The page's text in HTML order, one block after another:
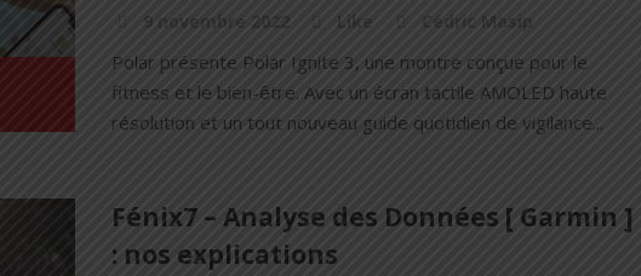
9 novembre 2022 Like Cédric Masip
Polar présente Polar Ignite 3, une montre conçue pour le
fitness et le bien-être. Avec un écran tactile AMOLED haute
résolution et un tout nouveau guide quotidien de vigilance...
Fénix7 – Analyse des Données [ Garmin ]
: nos explications